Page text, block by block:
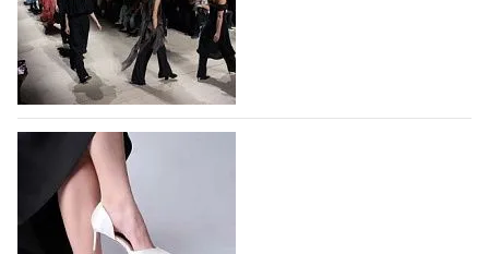
На участие в Московской неделе моды
подано 1047 заявок
На участие в седьмой Московской неделе моды,